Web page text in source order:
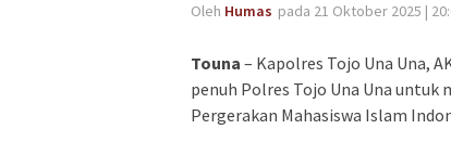
Oleh Humas pada 21 Oktober 2025 |
Touna – Kapolres Tojo Una Una,
penuh Polres Tojo Una Una
Pergerakan Mahasiswa Islam